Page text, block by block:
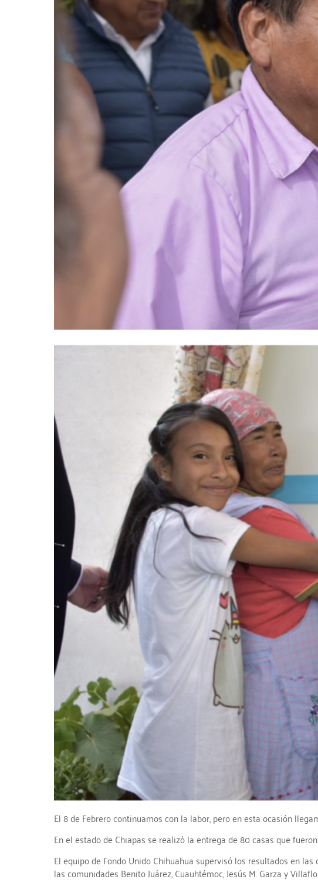
El 8 de Febrero continuamos con la labor, pero en esta ocasión
En el estado de Chiapas se realizó la entrega de 80 casas que
El equipo de Fondo Unido Chihuahua supervisó los resultados en
las comunidades Benito Juárez, Cuauhtémoc, Jesús M. Garza y